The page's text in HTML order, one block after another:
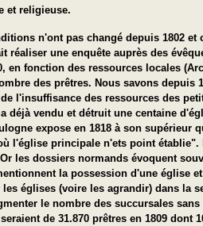
et religieuse.
n'ont pas changé depuis 1802
réaliser une enquête auprès des
en fonction des ressources locales
des prêtres. Nous savons depuis
de l'insuffisance des ressources des
déjà vendu et détruit une centaine
expose en 1818 à son supérieur
l'église principale n'ets point
les dossiers normands évoquent
la possession d'une église
les églises (voire les agrandir) dans la
le nombre des succursales
de 31.870 prêtres en 1809